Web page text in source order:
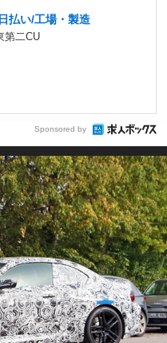
払い/工場・製造
第二CU
Sponsored by